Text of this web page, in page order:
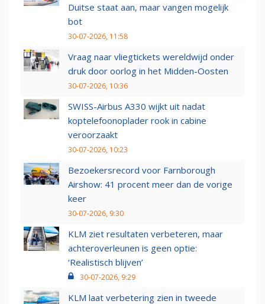
Duitse staat aan, maar vangen mogelijk
bot
30-07-2026, 11:58
Vraag naar vliegtickets wereldwijd onder
druk door oorlog in het Midden-Oosten
30-07-2026, 10:36
SWISS-Airbus A330 wijkt uit nadat
koptelefoonoplader rook in cabine
veroorzaakt
30-07-2026, 10:23
Bezoekersrecord voor Farnborough
Airshow: 41 procent meer dan de vorige
keer
30-07-2026, 9:30
KLM ziet resultaten verbeteren, maar
achteroverleunen is geen optie:
‘Realistisch blijven’
30-07-2026, 9:29
KLM laat verbetering zien in tweede